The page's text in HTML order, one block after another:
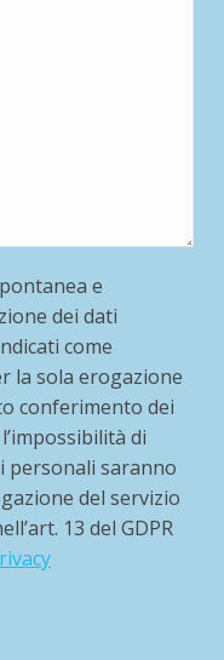
e
dei dati
come
la sola erogazione
conferimento dei
di
personali saranno
del servizio
13 del GDPR